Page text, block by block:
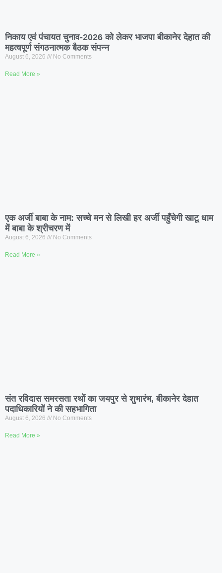
निकाय एवं पंचायत चुनाव-2026 को लेकर भाजपा बीकानेर देहात की
महत्वपूर्ण संगठनात्मक बैठक संपन्न
August 6, 2026 No Comments
Read More »
एक अर्जी बाबा के नाम: सच्चे मन से लिखी हर अर्जी पहुँचेगी खाटू धाम
में बाबा के श्रीचरण में
August 6, 2026 No Comments
Read More »
संत रविदास समरसता रथों का जयपुर से शुभारंभ, बीकानेर देहात
पदाधिकारियों ने की सहभागिता
August 6, 2026 No Comments
Read More »